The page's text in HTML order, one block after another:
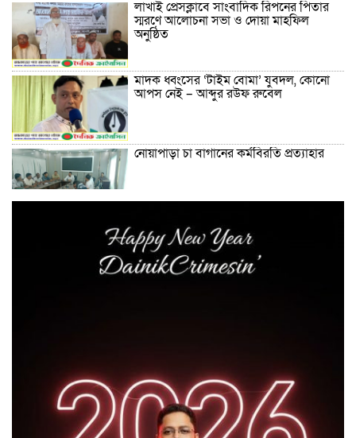
লাখাই প্রেসক্লাবে সাংবাদিক রিপনের পিতার
স্মরণে আলোচনা সভা ও দোয়া মাহফিল
অনুষ্ঠিত
মাদক ধ্বংসের ‘টাইম বোমা’ যুবদল, কোনো
আপস নেই – আব্দুর রউফ রুবেল
নোয়াপাড়া চা বাগানের কর্মবিরতি প্রত্যাহার
মাধবপুরে ত্রিমুখী সংঘর্ষে প্রাণ গেল ২ জনের,
আড়াই ঘণ্টা যান চলাচল বন্ধ
এমপি ফয়সলকে নিয়ে ফেসবুকে অপপ্রচারের
অভিযোগ, মাধবপুর থানায় জিডি